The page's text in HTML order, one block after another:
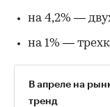
на 4,2% —
на 1% —
В апреле на
тренд